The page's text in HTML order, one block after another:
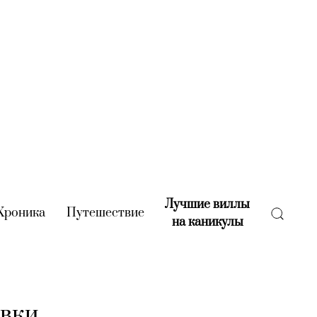
(current)
Путешествие(current)
Лучшие виллы
на каникулы(current)